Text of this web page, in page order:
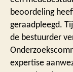
beoordeling
geraadpleegd.
de bestuurder
expertise